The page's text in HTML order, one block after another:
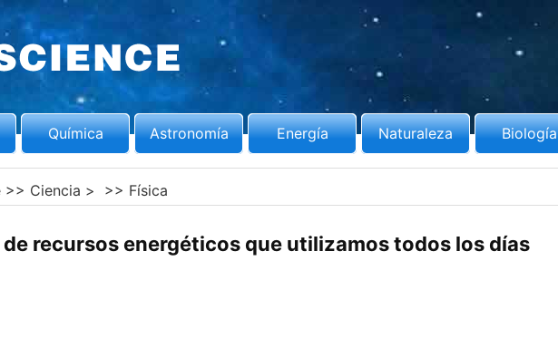
Química Astronomía Energía Naturaleza Biología
>> Ciencia > >> Física
de recursos energéticos que utilizamos todos los días